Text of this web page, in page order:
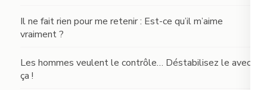
Il ne fait rien pour me retenir : Est-ce qu’il m’aime
vraiment ?
Les hommes veulent le contrôle… Déstabilisez le avec
ça !